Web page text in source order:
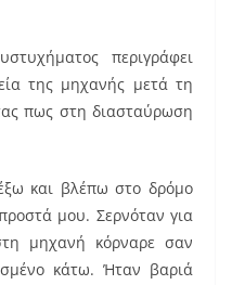
περιγράφει
της μηχανής μετά τη
πως στη διασταύρωση
και βλέπω στο δρόμο
μου. Σερνόταν για
μηχανή κόρναρε σαν
κάτω. Ήταν βαριά